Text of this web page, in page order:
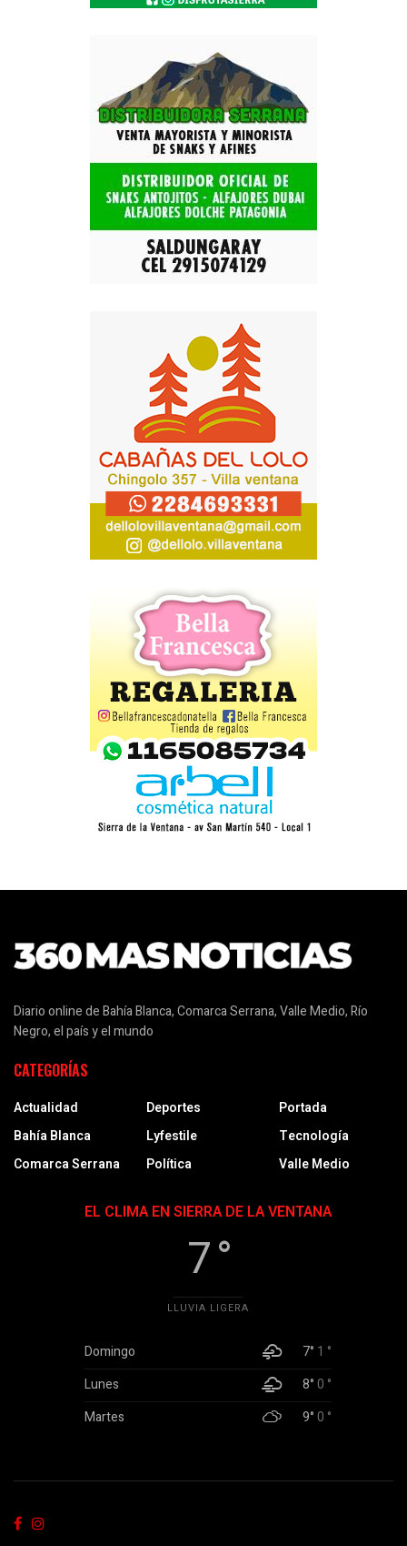
Diario online de Bahía Blanca, Comarca Serrana, Valle Medio, Río
Negro, el país y el mundo
CATEGORÍAS
Actualidad
Bahía Blanca
Comarca Serrana
Deportes
Lyfestile
Política
Portada
Tecnología
Valle Medio
EL CLIMA EN SIERRA DE LA VENTANA
7 °
LLUVIA LIGERA
Domingo 7° 1 °
Lunes
8°0 °
Martes
9°0 °